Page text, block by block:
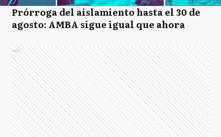
Prórroga del aislamiento hasta el 30 de
agosto: AMBA sigue igual que ahora
Ads